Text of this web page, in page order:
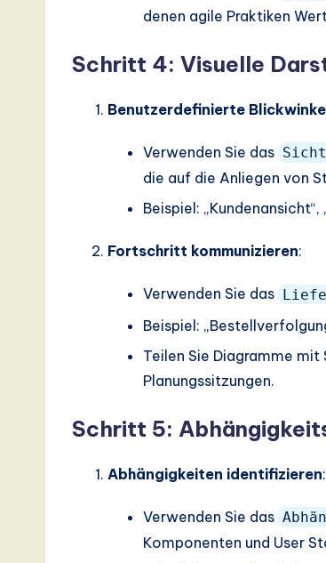
denen agile Praktiken
Schritt 4: Visuelle
Benutzerdefinierte
Verwenden Sie das
die auf die Anliegen von
Beispiel:
Fortschritt kommunizieren:
Verwenden Sie das
Beispiel:
Teilen Sie Diagramme
Planungssitzungen.
Schritt 5:
Abhängigkeiten identifizieren:
Verwenden Sie das
Komponenten und User